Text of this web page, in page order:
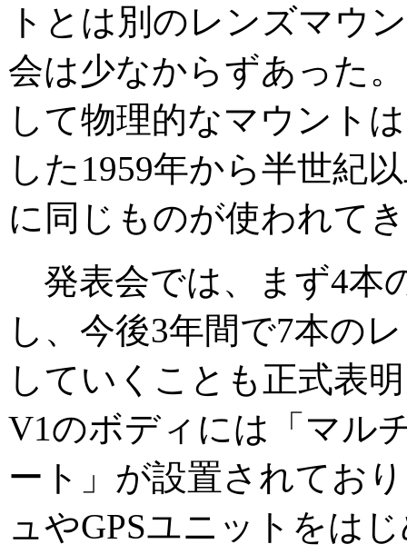
トとは別のレンズマウ
会は少なからずあった
して物理的なマウント
した1959年から半世紀
に同じものが使われて
発表会では、まず4本
し、今後3年間で7本の
していくことも正式表
V1のボディには「マル
ート」が設置されてお
ュやGPSユニットをは